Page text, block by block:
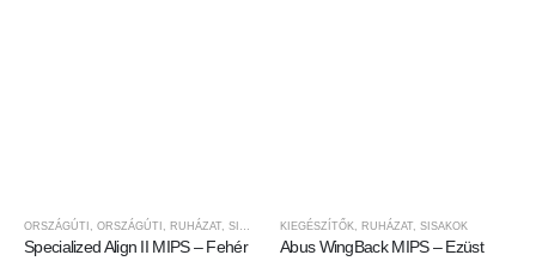
ORSZÁGÚTI , ORSZÁGÚTI , RUHÁZAT, SISAKOK
Specialized Align II MIPS – Fehér
KIEGÉSZÍTŐK, RUHÁZAT, SISAKOK
Abus WingBack MIPS – Ezüst